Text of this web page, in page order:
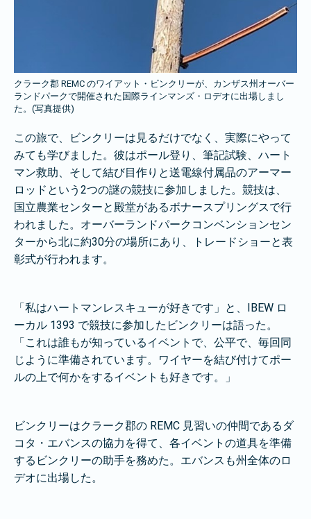
クラーク郡 REMC のワイアット・ビンクリーが、カンザス州オーバー
ランドパークで開催された国際ラインマンズ・ロデオに出場しまし
た。(写真提供)
この旅で、ビンクリーは見るだけでなく、実際にやって
みても学びました。彼はポール登り、筆記試験、ハート
マン救助、そして結び目作りと送電線付属品のアーマー
ロッドという2つの謎の競技に参加しました。競技は、
国立農業センターと殿堂があるボナースプリングスで行
われました。オーバーランドパークコンベンションセン
ターから北に約30分の場所にあり、トレードショーと表
彰式が行われます。
「私はハートマンレスキューが好きです」と、IBEW ロ
ーカル 1393 で競技に参加したビンクリーは語った。
「これは誰もが知っているイベントで、公平で、毎回同
じように準備されています。ワイヤーを結び付けてポー
ルの上で何かをするイベントも好きです。」
ビンクリーはクラーク郡の REMC 見習いの仲間であるダ
コタ・エバンスの協力を得て、各イベントの道具を準備
するビンクリーの助手を務めた。エバンスも州全体のロ
デオに出場した。